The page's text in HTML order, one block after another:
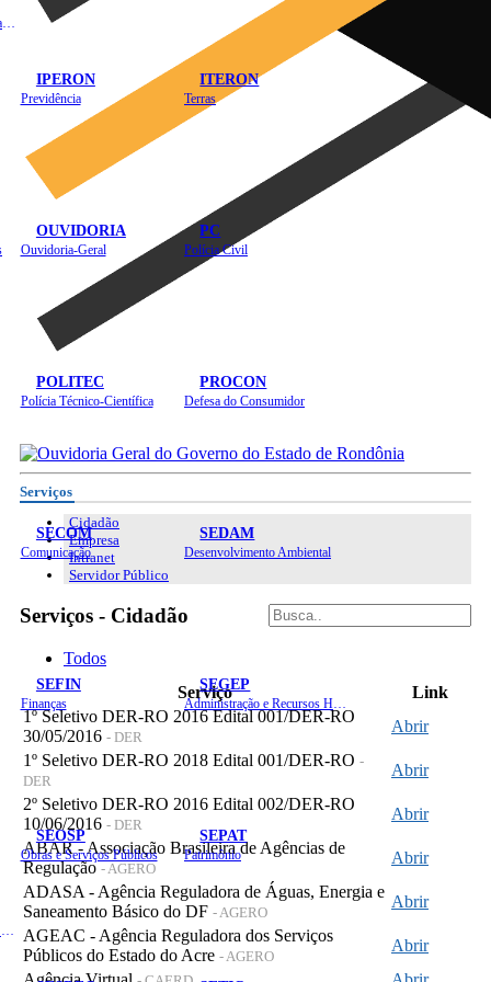
IPERON
Previdência
ITERON
Terras
OUVIDORIA
Ouvidoria-Geral
PC
Polícia Civil
POLITEC
Polícia Técnico-Científica
PROCON
Defesa do Consumidor
SECOM
Comunicação
SEDAM
Desenvolvimento Ambiental
SEFIN
Finanças
SEGEP
SEOSP
Obras e Serviços Públicos
SEPAT
Patrimônio
Serviços
Cidadão
Empresa
Intranet
Servidor Público
Serviços - Cidadão
Todos
Serviço
Link
1º Seletivo DER-RO 2016 Edital 001/DER-RO
30/05/2016 - DER
Abrir
1º Seletivo DER-RO 2018 Edital 001/DER-RO -
DER
Abrir
2º Seletivo DER-RO 2016 Edital 002/DER-RO
10/06/2016 - DER
Abrir
ABAR - Associação Brasileira de Agências de
Regulação- AGERO
Abrir
ADASA - Agência Reguladora de Águas, Energia e
Saneamento Básico do DF - AGERO
Abrir
AGEAC - Agência Reguladora dos Serviços
Públicos do Estado do Acre - AGERO
Abrir